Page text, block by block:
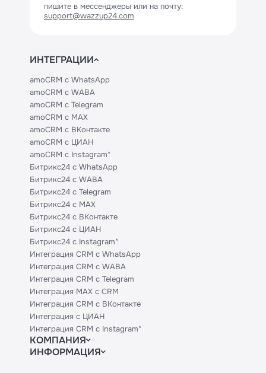
пишите в мессенджеры или на почту:
support@wazzup24.com
ИНТЕГРАЦИИ
amoCRM с WhatsApp
amoCRM с WABA
amoCRM с Telegram
amoCRM с MAX
amoCRM с ВКонтакте
amoCRM с ЦИАН
amoCRM с Instagram*
Битрикс24 с WhatsApp
Битрикс24 с WABA
Битрикс24 с Telegram
Битрикс24 с MAX
Битрикс24 с ВКонтакте
Битрикс24 с ЦИАН
Битрикс24 с Instagram*
Интеграция CRM с WhatsApp
Интеграция CRM с WABA
Интеграция CRM с Telegram
Интеграция MAX с CRM
Интеграция CRM с ВКонтакте
Интеграция с ЦИАН
Интеграция CRM с Instagram*
КОМПАНИЯ
Блог
ИНФОРМАЦИЯ